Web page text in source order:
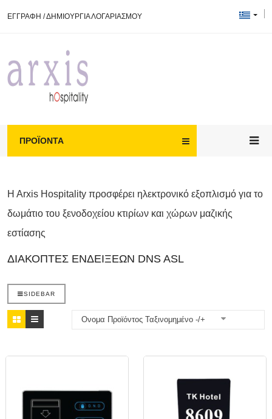
ΕΓΓΡΑΦΗ /ΔΗΜΙΟΥΡΓΙΑ ΛΟΓΑΡΙΑΣΜΟΥ
ΠΡΟΪΌΝΤΑ
H Arxis Hospitality προσφέρει ηλεκτρονικό εξοπλισμό για το
δωμάτιο του ξενοδοχείου κτιρίων και χώρων μαζικής
εστίασης
ΔΙΑΚΌΠΤΕΣ ΕΝΔΕΊΞΕΩΝ DNS ASL
SIDEBAR
Ονομα Προϊόντος Ταξινομημένο -/+